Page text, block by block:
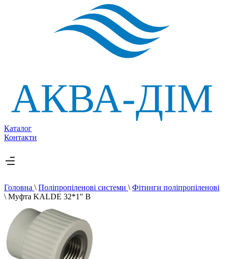
Каталог
Контакти
Головна \ Поліпропіленові системи \ Фітинги поліпропіленові
\ Муфта KALDE 32*1" В